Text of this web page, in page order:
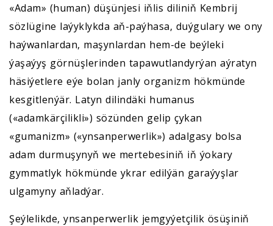
«Adam» (human) düşünjesi iňlis diliniň Kembrij
sözlügine laýyklykda aň-paýhasa, duýgulary we ony
haýwanlardan, maşynlardan hem-de beýleki
ýaşaýyş görnüşlerinden tapawutlandyrýan aýratyn
häsiýetlere eýe bolan janly organizm hökmünde
kesgitlenýär. Latyn dilindäki humanus
(«adamkärçilikli») sözünden gelip çykan
«gumanizm» («ynsanperwerlik») adalgasy bolsa
adam durmuşynyň we mertebesiniň iň ýokary
gymmatlyk hökmünde ykrar edilýän garaýyşlar
ulgamyny aňladýar.
Şeýlelikde, ynsanperwerlik jemgyýetçilik ösüşiniň